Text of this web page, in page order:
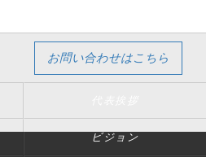
お問い合わせはこちら
ビジョン